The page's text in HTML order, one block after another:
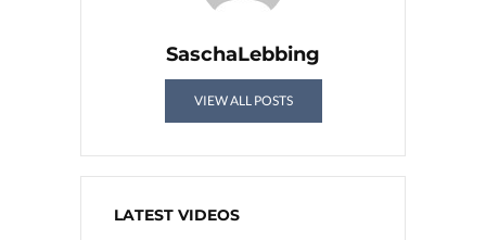
SaschaLebbing
VIEW ALL POSTS
LATEST VIDEOS